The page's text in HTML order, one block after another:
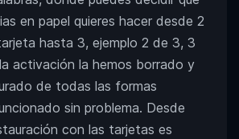
en papel quieres hacer desde 2
hasta 3, ejemplo 2 de 3, 3
activación la hemos borrado y
de todas las formas
sin problema. Desde
con las tarjetas es